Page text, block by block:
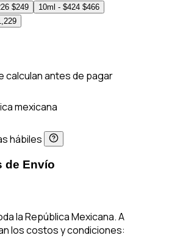
$249 10ml - $424 $466
calculan antes de pagar
mexicana
hábiles
de Envío
la República Mexicana. A
los costos y condiciones: